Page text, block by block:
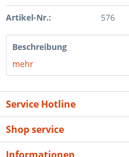
Artikel-Nr.: 576
Beschreibung
mehr
Service Hotline
Shop service